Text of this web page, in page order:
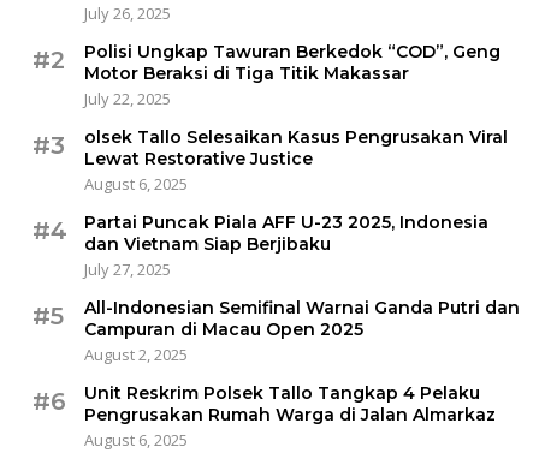
July 26, 2025
#2
Polisi Ungkap Tawuran Berkedok “COD”, Geng
Motor Beraksi di Tiga Titik Makassar
July 22, 2025
#3
olsek Tallo Selesaikan Kasus Pengrusakan Viral
Lewat Restorative Justice
August 6, 2025
#4
Partai Puncak Piala AFF U-23 2025, Indonesia
dan Vietnam Siap Berjibaku
July 27, 2025
#5
All-Indonesian Semifinal Warnai Ganda Putri dan
Campuran di Macau Open 2025
August 2, 2025
#6
Unit Reskrim Polsek Tallo Tangkap 4 Pelaku
Pengrusakan Rumah Warga di Jalan Almarkaz
August 6, 2025